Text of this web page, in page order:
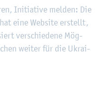
In­itia­ti­ve mel­den: Die
hat eine Web­site er­stellt,
ver­schie­de­ne Mög­
wei­ter für die Ukrai­